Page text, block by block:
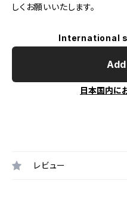
しくお願いいたします。
International
日本国内に
レビュー